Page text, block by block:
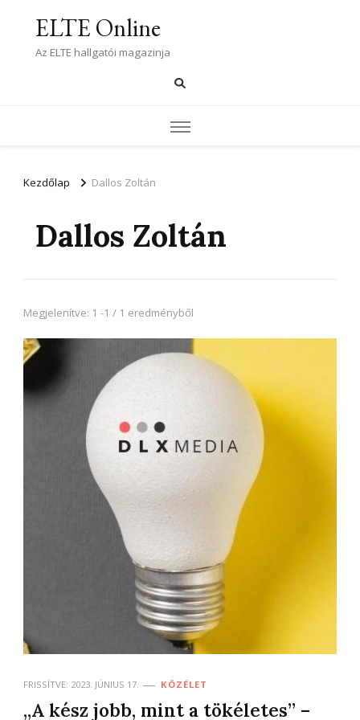
ELTE Online
Az ELTE hallgatói magazinja
Kezdőlap Dallos Zoltán
Dallos Zoltán
Megjelenítve: 1 -1 / 1 eredményből
FRISSÍTVE: 2023. JÚNIUS 17. KÖZÉLET
„A kész jobb, mint a tökéletes” –